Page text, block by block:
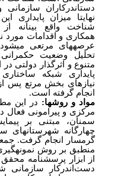
دست­اندرکاران سازمانی
نهایتا میزان پایداری
شناخت واقع بینانه
همکاری و اقدامات مورد
عرصه­های مرتعی می­شود
تحلیل وضعیت
متنوع و اثرگذار دولتی
پایداری شبکه
نیازهای بخش مرتع پس از
انجام گرفته است.
مواد و روش­ها: در این
مرکزی و پیرامونی فعال
سمنان، مبتنی بر
چهارگانه شهرستان­های
گرمسار انجام گرفت.
منطبق بر روش
دست‌اندرکار سازمانی